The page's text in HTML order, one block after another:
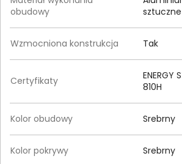
obudowy
sztuczne
Wzmocniona konstrukcja Tak
Certyfikaty
ENERGY
810H
Kolor obudowy Srebrny
Kolor pokrywy Srebrny